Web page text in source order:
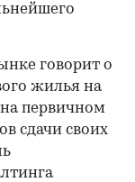
говорит о
жилья на
первичном
сдачи своих